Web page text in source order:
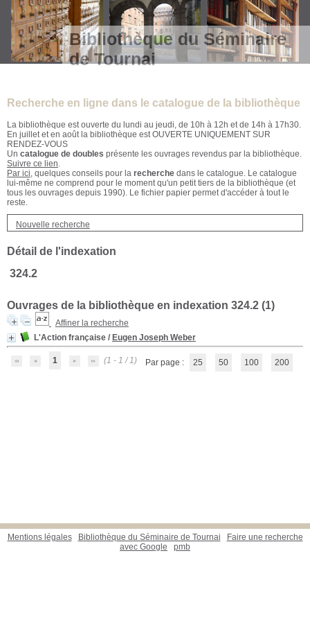
Bibliothèque du Séminaire
de Tournai
Recherche en ligne dans le catalogue de la bibliothèque
La bibliothèque est ouverte du lundi au jeudi, de 10h à 12h et de 14h à 17h30.
En juillet et en août la bibliothèque est OUVERTE UNIQUEMENT SUR
RENDEZ-VOUS
Un catalogue de doubles présente les ouvrages revendus par la bibliothèque.
Suivre ce lien.
Par ici, quelques conseils pour la recherche dans le catalogue. Le catalogue
lui-même ne comprend pour le moment qu'un petit tiers de la bibliothèque (et
tous les ouvrages depuis 1990). Le fichier papier permet d'accéder à tout le
reste.
Nouvelle recherche
Détail de l'indexation
324.2
Ouvrages de la bibliothèque en indexation 324.2 (1)
Affiner la recherche
L'Action française / Eugen Joseph Weber
1 (1 - 1 / 1) Par page : 25 50 100 200
Mentions légales Bibliothèque du Séminaire de Tournai
Faire une recherche
avec Google
pmb